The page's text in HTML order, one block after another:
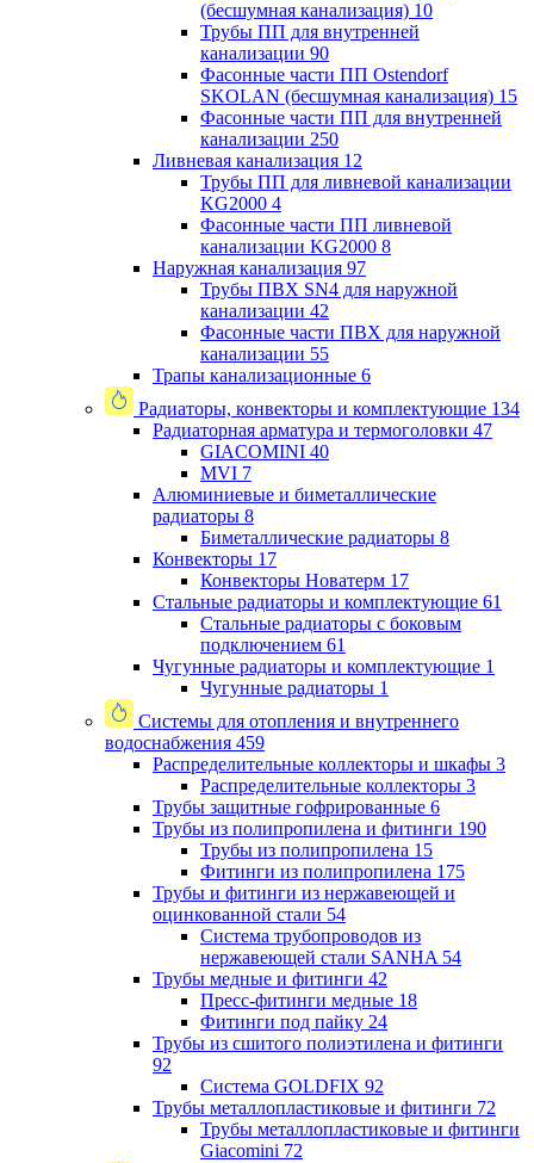
(бесшумная канализация) 10
Трубы ПП для внутренней
канализации 90
Фасонные части ПП Ostendorf
SKOLAN (бесшумная канализация) 15
Фасонные части ПП для внутренней
канализации 250
Ливневая канализация 12
Трубы ПП для ливневой канализации
KG2000 4
Фасонные части ПП ливневой
канализации KG2000 8
Наружная канализация 97
Трубы ПВХ SN4 для наружной
канализации 42
Фасонные части ПВХ для наружной
канализации 55
Трапы канализационные 6
Радиаторы, конвекторы и комплектующие 134
Радиаторная арматура и термоголовки 47
GIACOMINI 40
MVI 7
Алюминиевые и биметаллические
радиаторы 8
Биметаллические радиаторы 8
Конвекторы 17
Конвекторы Новатерм 17
Стальные радиаторы и комплектующие 61
Стальные радиаторы с боковым
подключением 61
Чугунные радиаторы и комплектующие 1
Чугунные радиаторы 1
Системы для отопления и внутреннего
водоснабжения 459
Распределительные коллекторы и шкафы 3
Распределительные коллекторы 3
Трубы защитные гофрированные 6
Трубы из полипропилена и фитинги 190
Трубы из полипропилена 15
Фитинги из полипропилена 175
Трубы и фитинги из нержавеющей и
оцинкованной стали 54
Система трубопроводов из
нержавеющей стали SANHA 54
Трубы медные и фитинги 42
Пресс-фитинги медные 18
Фитинги под пайку 24
Трубы из сшитого полиэтилена и фитинги
92
Система GOLDFIX 92
Трубы металлопластиковые и фитинги 72
Трубы металлопластиковые и фитинги
Giacomini 72